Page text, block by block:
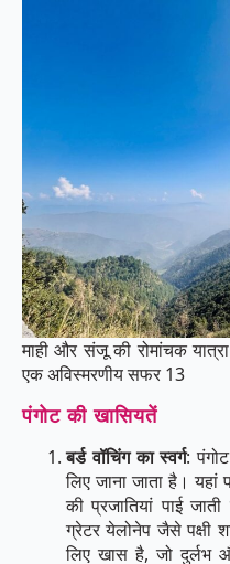
माही और संजू की रोमांचक
एक अविस्मरणीय सफर 13
पंगोट की खासियतें
बर्ड वॉचिंग का स्वर्ग:
लिए जाना जाता है। यहां
की प्रजातियां पाई
ग्रेटर येलोनेप जैसे पक्षी
लिए खास है, जो दुर्लभ